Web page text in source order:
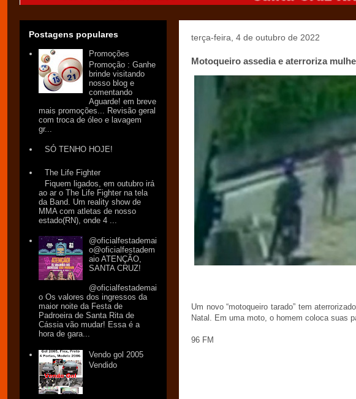
terça-feira, 4 de outubro de 2022
Motoqueiro assedia e aterroriza
Um novo “motoqueiro tarado” tem
Natal. Em uma moto, o homem coloca suas
96 FM
Postagens populares
Promoções
Promoção : Ganhe
brinde visitando
nosso blog e
comentando
Aguarde! em breve
mais promoções... Revisão geral
com troca de óleo e lavagem
gr...
SÓ TENHO HOJE!
The Life Fighter
Fiquem ligados, em outubro irá
ao ar o The Life Fighter na tela
da Band. Um reality show de
MMA com atletas de nosso
estado(RN), onde 4 ...
@oficialfestademai
o@oficialfestadem
aio ATENÇÃO,
SANTA CRUZ!
@oficialfestademai
o Os valores dos ingressos da
maior noite da Festa de
Padroeira de Santa Rita de
Cássia vão mudar! Essa é a
hora de gara...
Vendo gol 2005
Vendido